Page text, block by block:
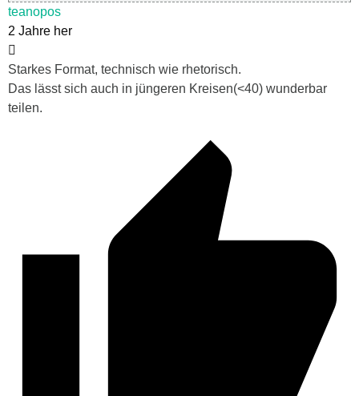
teanopos
2 Jahre her
Starkes Format, technisch wie rhetorisch.
Das lässt sich auch in jüngeren Kreisen(<40) wunderbar
teilen.